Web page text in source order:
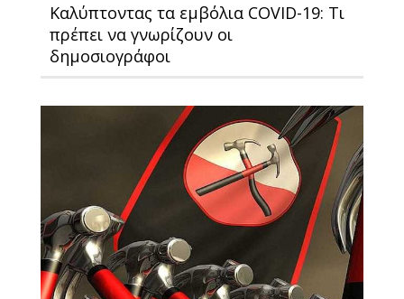
Καλύπτοντας τα εμβόλια COVID-19: Τι
πρέπει να γνωρίζουν οι
δημοσιογράφοι